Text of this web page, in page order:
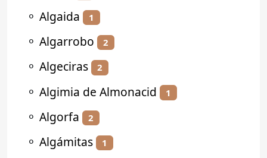
⚬ Algaida 1
⚬ Algarrobo 2
⚬ Algeciras 2
⚬ Algimia de Almonacid 1
⚬ Algorfa 2
⚬ Algámitas 1